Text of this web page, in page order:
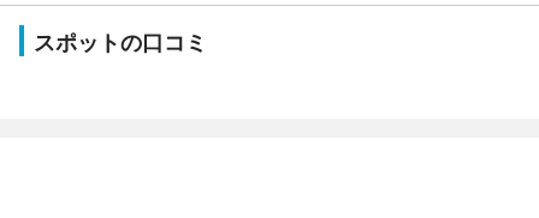
スポットの口コミ